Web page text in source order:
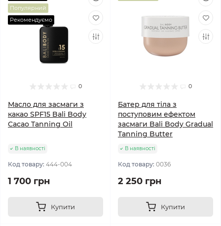
Популярний
Рекомендуємо
0
Масло для засмаги з
какао SPF15 Bali Body
Cacao Tanning Oil
В наявності
Код товару: 444-004
1 700 грн
Купити
0
Батер для тіла з
поступовим ефектом
засмаги Bali Body Gradual
Tanning Butter
В наявності
Код товару: 0036
2 250 грн
Купити